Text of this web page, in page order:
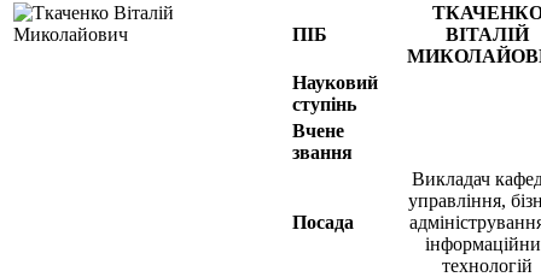
ПІБ
ВІТАЛІЙ
Науковий
ступінь
Вчене
звання
Посада
Викладач
управління,
технологій